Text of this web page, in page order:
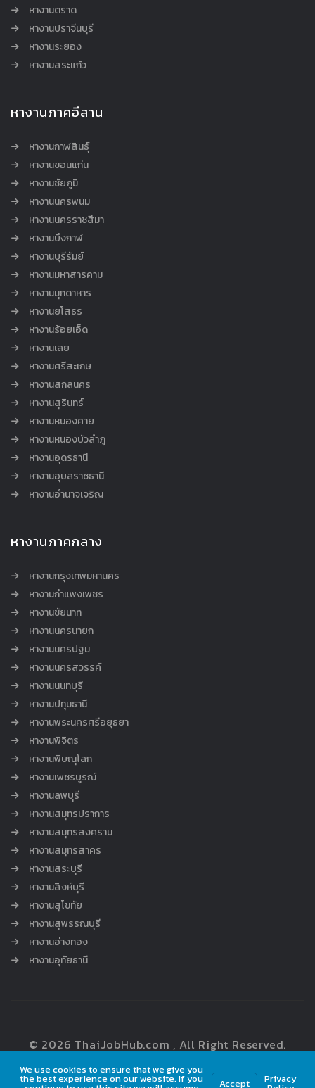
หางานตราด
หางานปราจีนบุรี
หางานระยอง
หางานสระแก้ว
หางานภาคอีสาน
หางานกาฬสินธุ์
หางานขอนแก่น
หางานชัยภูมิ
หางานนครพนม
หางานนครราชสีมา
หางานบึงกาฬ
หางานบุรีรัมย์
หางานมหาสารคาม
หางานมุกดาหาร
หางานยโสธร
หางานร้อยเอ็ด
หางานเลย
หางานศรีสะเกษ
หางานสกลนคร
หางานสุรินทร์
หางานหนองคาย
หางานหนองบัวลำภู
หางานอุดรธานี
หางานอุบลราชธานี
หางานอำนาจเจริญ
หางานภาคกลาง
หางานกรุงเทพมหานคร
หางานกำแพงเพชร
หางานชัยนาท
หางานนครนายก
หางานนครปฐม
หางานนครสวรรค์
หางานนนทบุรี
หางานปทุมธานี
หางานพระนครศรีอยุธยา
หางานพิจิตร
หางานพิษณุโลก
หางานเพชรบูรณ์
หางานลพบุรี
หางานสมุทรปราการ
หางานสมุทรสงคราม
หางานสมุทรสาคร
หางานสระบุรี
หางานสิงห์บุรี
หางานสุโขทัย
หางานสุพรรณบุรี
หางานอ่างทอง
หางานอุทัยธานี
© 2026 ThaiJobHub.com , All Right Reserved.
We use cookies to ensure that we give you
the best experience on our website. If you Accept Privacy